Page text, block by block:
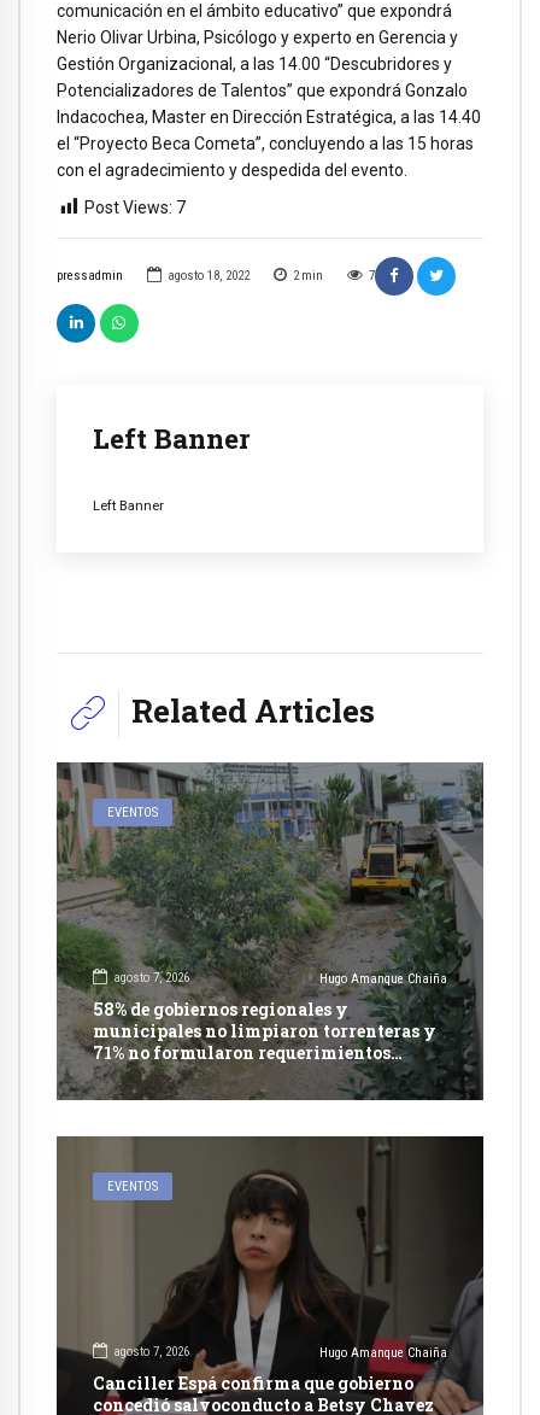
pressadmin agosto 18, 2022 2 min 7
Left Banner
Left Banner
comunicación en el ámbito educativo” que expondrá
Nerio Olivar Urbina, Psicólogo y experto en Gerencia y
Gestión Organizacional, a las 14.00 “Descubridores y
Potencializadores de Talentos” que expondrá Gonzalo
Indacochea, Master en Dirección Estratégica, a las 14.40
el “Proyecto Beca Cometa”, concluyendo a las 15 horas
con el agradecimiento y despedida del evento.
Post Views: 7
Related Articles
EVENTOS
agosto 7, 2026 Hugo Amanque Chaiña
58% de gobiernos regionales y
municipales no limpiaron torrenteras y
71% no formularon requerimientos
presupuestales afirma informe de
Contraloría
EVENTOS
agosto 7, 2026 Hugo Amanque Chaiña
Canciller Espá confirma que gobierno
concedió salvoconducto a Betsy Chavez